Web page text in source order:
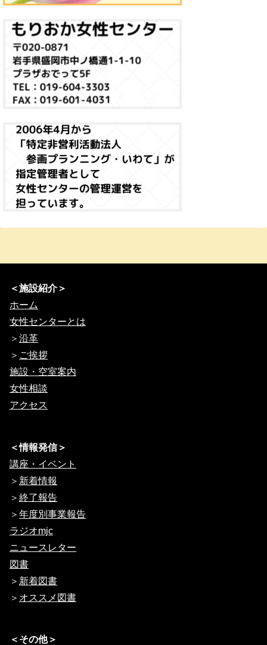
＜施設紹介＞
ホーム
女性センターとは
＞ 沿革
＞ ご挨拶
施設・空室案内
女性相談
アクセス
＜情報発信＞
講座・イベント
＞ 新着情報
＞ 終了報告
＞ 年度別事業報告
ラジオmjc
ニュースレター
図書
＞ 新着図書
＞ オススメ図書
＜その他＞